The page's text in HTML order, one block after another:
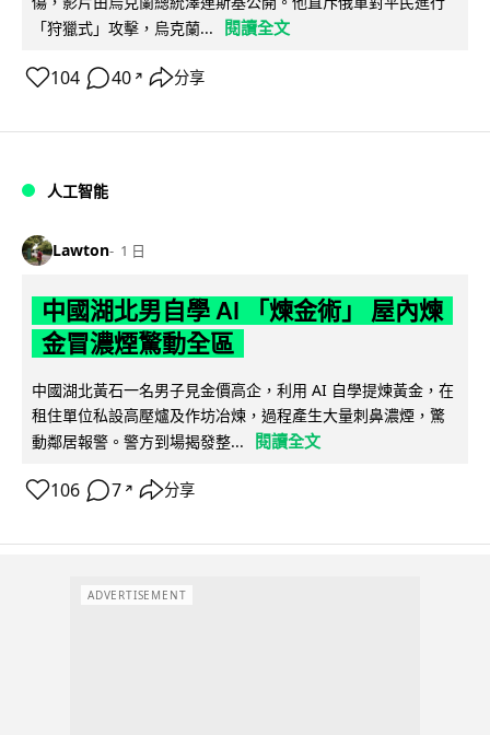
「狩獵式」攻擊，烏克蘭...
閱讀全文
104 40 ↗ 分享
人工智能
Lawton 1 日
中國湖北男自學 AI 「煉金術」 屋內煉
金冒濃煙驚動全區
中國湖北黃石一名男子見金價高企，利用 AI 自學提煉黃金，在
租住單位私設高壓爐及作坊冶煉，過程產生大量刺鼻濃煙，驚
動鄰居報警。警方到場揭發整...
閱讀全文
106 7 ↗ 分享
ADVERTISEMENT